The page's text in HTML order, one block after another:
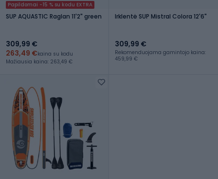
Papildomai -15 % su kodu EXTRA
SUP AQUASTIC Raglan 11'2" green
309,99 €
263,49 €kaina su kodu
Mažiausia kaina: 263,49 €
Irklentė SUP Mistral Colora 12'6"
309,99 €
Rekomenduojama gamintojo kaina:
459,99 €